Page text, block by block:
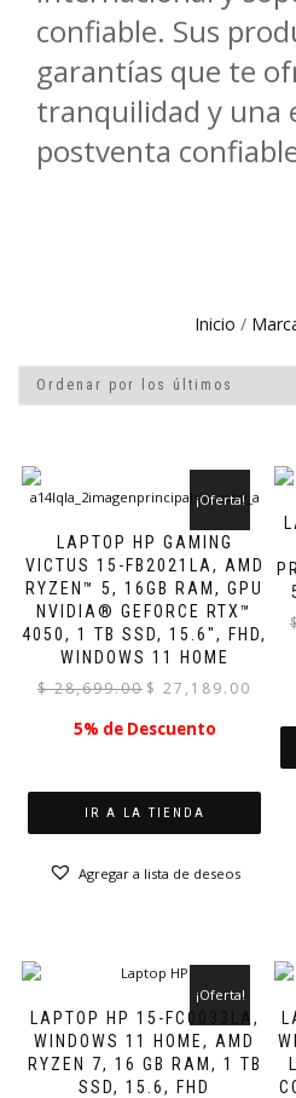
confiable. Sus
garantías que te
tranquilidad y una
postventa
Inicio /
LAPTOP HP GAMING
VICTUS 15-FB2021LA, AMD
RYZEN™ 5, 16GB RAM, GPU
NVIDIA® GEFORCE RTX™
4050, 1 TB SSD, 15.6″, FHD,
WINDOWS 11 HOME
¡Oferta!
$28,699.00 El
original
$ 27,189.00
actual
5% de Descuento
IR A LA TIENDA
Agregar a lista de deseos
LAPTOP HP 15-FC0033LA,
WINDOWS 11 HOME, AMD
RYZEN 7, 16 GB RAM, 1 TB
SSD, 15.6, FHD
¡Oferta!